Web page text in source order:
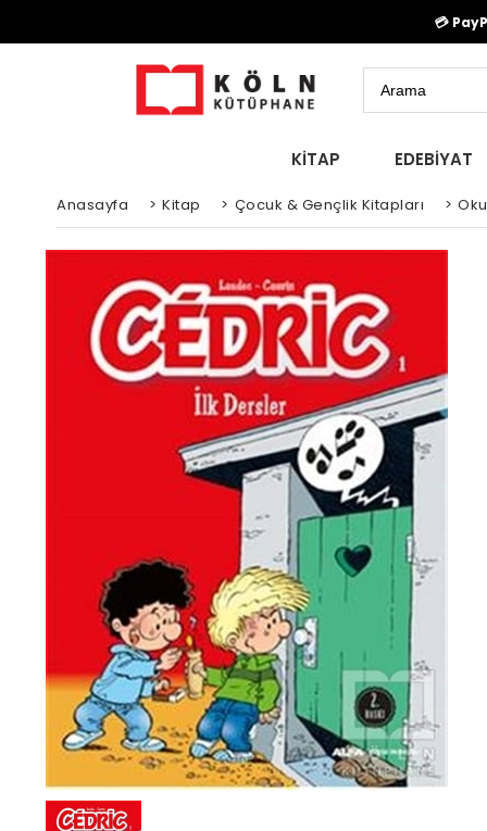
💳
KİTAP EDEBİYAT
Anasayfa > Kitap > Çocuk & Gençlik Kitapları >